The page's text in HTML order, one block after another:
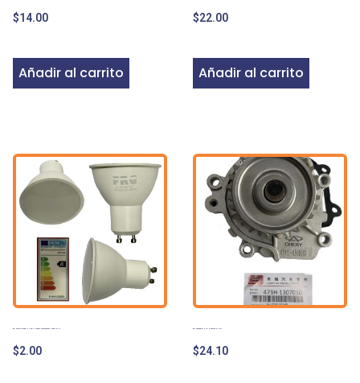
$14.00
Añadir al carrito
$22.00
Añadir al carrito
BOMBILLO LED GU-10 GU10 530 LM 6W 6000K LUZ BLANCA
$2.00
BOMBA DE AGUA CHERY ARAUCA X1
$24.10